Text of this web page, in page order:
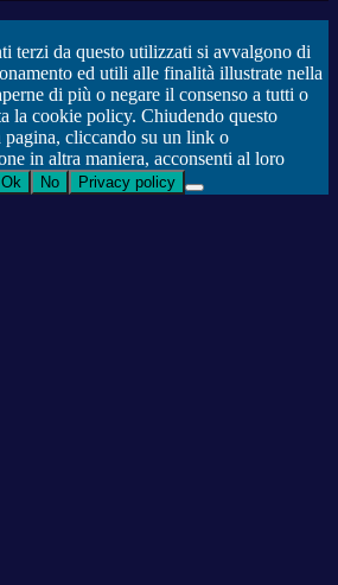
terzi da questo utilizzati si avvalgono di
ed utili alle finalità illustrate nella
di più o negare il consenso a tutti o
la cookie policy. Chiudendo questo
pagina, cliccando su un link o
in altra maniera, acconsenti al loro
Ok No Privacy policy